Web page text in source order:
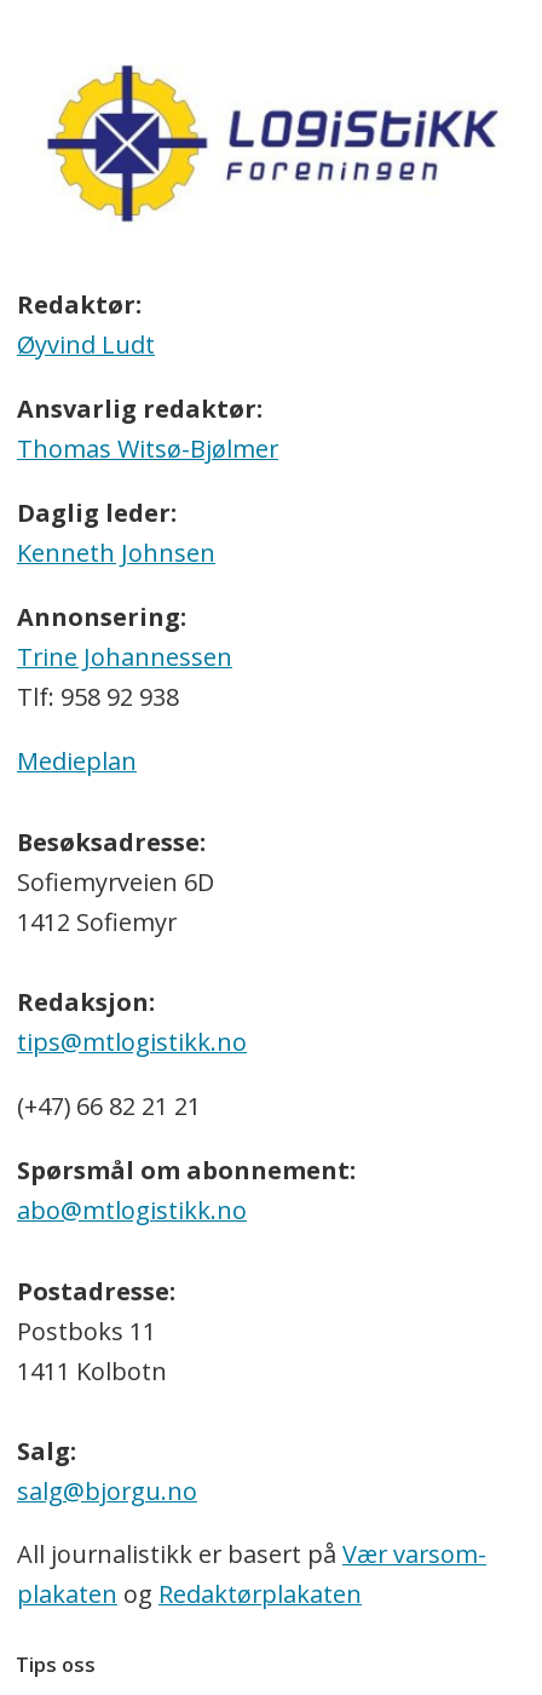
Redaktør:
Øyvind Ludt
Ansvarlig redaktør:
Thomas Witsø-Bjølmer
Daglig leder:
Kenneth Johnsen
Annonsering:
Trine Johannessen
Tlf: 958 92 938
Medieplan
Besøksadresse:
Sofiemyrveien 6D
1412 Sofiemyr
Redaksjon:
tips@mtlogistikk.no
(+47) 66 82 21 21
Spørsmål om abonnement:
abo@mtlogistikk.no
Postadresse:
Postboks 11
1411 Kolbotn
Salg:
salg@bjorgu.no
All journalistikk er basert på Vær varsom-
plakaten og Redaktørplakaten
Tips oss